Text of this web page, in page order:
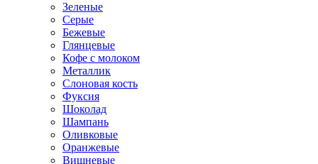
Зеленые
Серые
Бежевые
Глянцевые
Кофе с молоком
Металлик
Слоновая кость
Фуксия
Шоколад
Шампань
Оливковые
Оранжевые
Вишневые